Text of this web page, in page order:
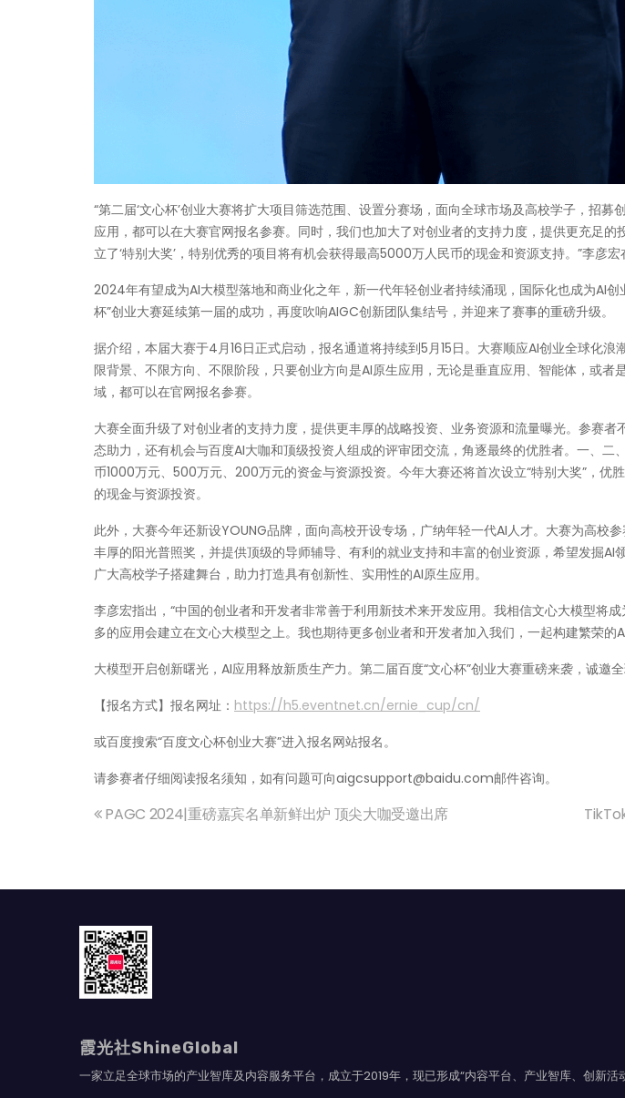
“第二届‘文心杯’创业大赛将扩大项目筛选范围、设置分赛场，面向全球市场及高校学子，招募
应用，都可以在大赛官网报名参赛。同时，我们也加大了对创业者的支持力度，提供更充足
立了‘特别大奖’，特别优秀的项目将有机会获得最高5000万人民币的现金和资源支持。”李彦
2024年有望成为AI大模型落地和商业化之年，新一代年轻创业者持续涌现，国际化也成为AI
杯”创业大赛延续第一届的成功，再度吹响AIGC创新团队集结号，并迎来了赛事的重磅升级。
据介绍，本届大赛于4月16日正式启动，报名通道将持续到5月15日。大赛顺应AI创业全球化
限背景、不限方向、不限阶段，只要创业方向是AI原生应用，无论是垂直应用、智能体，或者
域，都可以在官网报名参赛。
大赛全面升级了对创业者的支持力度，提供更丰厚的战略投资、业务资源和流量曝光。参赛者
态助力，还有机会与百度AI大咖和顶级投资人组成的评审团交流，角逐最终的优胜者。一、二
币1000万元、500万元、200万元的资金与资源投资。今年大赛还将首次设立“特别大奖”，优
的现金与资源投资。
此外，大赛今年还新设YOUNG品牌，面向高校开设专场，广纳年轻一代AI人才。大赛为高校
丰厚的阳光普照奖，并提供顶级的导师辅导、有利的就业支持和丰富的创业资源，希望发掘AI
广大高校学子搭建舞台，助力打造具有创新性、实用性的AI原生应用。
李彦宏指出，“中国的创业者和开发者非常善于利用新技术来开发应用。我相信文心大模型将
多的应用会建立在文心大模型之上。我也期待更多创业者和开发者加入我们，一起构建繁荣的
大模型开启创新曙光，AI应用释放新质生产力。第二届百度“文心杯”创业大赛重磅来袭，诚邀
【报名方式】报名网址： https://h5.eventnet.cn/ernie_cup/cn/
或百度搜索“百度文心杯创业大赛”进入报名网站报名。
请参赛者仔细阅读报名须知，如有问题可向aigcsupport@baidu.com邮件咨询。
文
航
PAGC 2024|重磅嘉宾名单新鲜出炉 顶尖大咖受邀出席
霞光社ShineGlobal
一家立足全球市场的产业智库及内容服务平台，成立于2019年，现已形成“内容平台、产业智库、创新